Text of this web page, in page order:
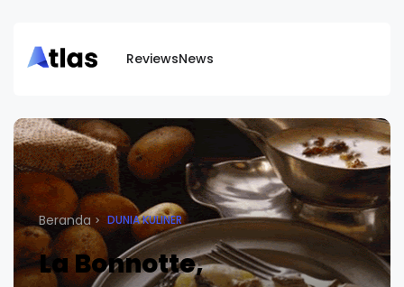
ReviewsNews
Beranda DUNIA KULINER
La Bonnotte,